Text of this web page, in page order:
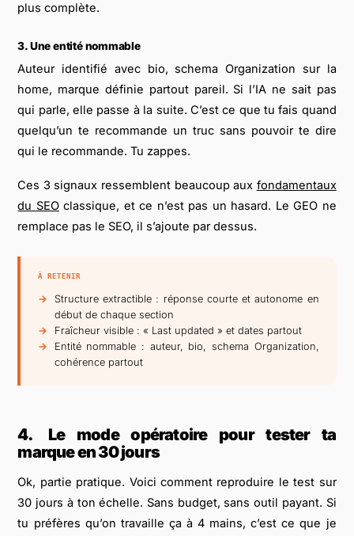
plus complète.
3. Une entité nommable
Auteur identifié avec bio, schema Organization sur la
home, marque définie partout pareil. Si l’IA ne sait pas
qui parle, elle passe à la suite. C’est ce que tu fais quand
quelqu’un te recommande un truc sans pouvoir te dire
qui le recommande. Tu zappes.
Ces 3 signaux ressemblent beaucoup aux fondamentaux
du SEOclassique, et ce n’est pas un hasard. Le GEO ne
remplace pas le SEO, il s’ajoute par dessus.
À RETENIR
Structure extractible : réponse courte et autonome en
début de chaque section
Fraîcheur visible : « Last updated » et dates partout
Entité nommable : auteur, bio, schema Organization,
cohérence partout
4.
Le mode opératoire pour tester ta
marque en 30 jours
Ok, partie pratique. Voici comment reproduire le test sur
30 jours à ton échelle. Sans budget, sans outil payant. Si
tu préfères qu’on travaille ça à 4 mains, c’est ce que je